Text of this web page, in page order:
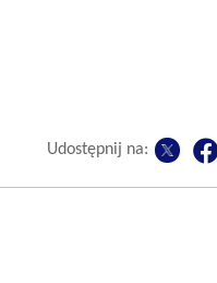
Udostępnij na: